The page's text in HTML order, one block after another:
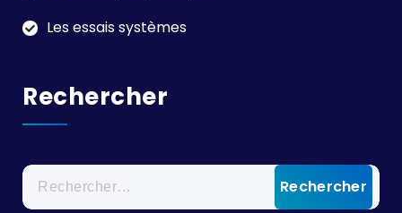
Les essais systèmes
Rechercher
Rechercher :